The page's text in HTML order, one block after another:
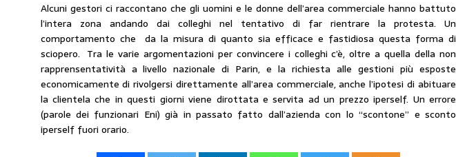
Alcuni gestori ci raccontano che gli uomini e le donne dell’area commerciale hanno battuto
l’intera zona andando dai colleghi nel tentativo di far rientrare la protesta. Un
comportamento che da la misura di quanto sia efficace e fastidiosa questa forma di
sciopero. Tra le varie argomentazioni per convincere i colleghi c’è, oltre a quella della non
rapprensentatività a livello nazionale di Parin, e la richiesta alle gestioni più esposte
economicamente di rivolgersi direttamente all’area commerciale, anche l’ipotesi di abituare
la clientela che in questi giorni viene dirottata e servita ad un prezzo iperself. Un errore
(parole dei funzionari Eni) già in passato fatto dall’azienda con lo “scontone” e sconto
iperself fuori orario.